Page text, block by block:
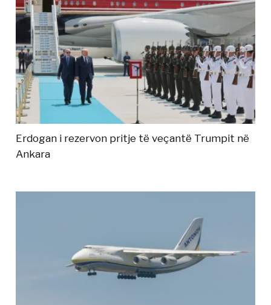
Erdogan i rezervon pritje të veçantë Trumpit në
Ankara